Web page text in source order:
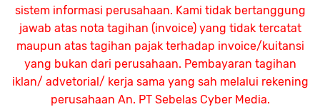
sistem informasi perusahaan. Kami tidak bertanggung
jawab atas nota tagihan (invoice) yang tidak tercatat
maupun atas tagihan pajak terhadap invoice/kuitansi
yang bukan dari perusahaan. Pembayaran tagihan
iklan/ advetorial/ kerja sama yang sah melalui rekening
perusahaan An. PT Sebelas Cyber Media.